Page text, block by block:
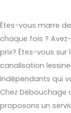
Êtes-vous marre
chaque fois ?
prix? Êtes-vous sur
canalisation
indépendants qui
Chez Débouchage
proposons un